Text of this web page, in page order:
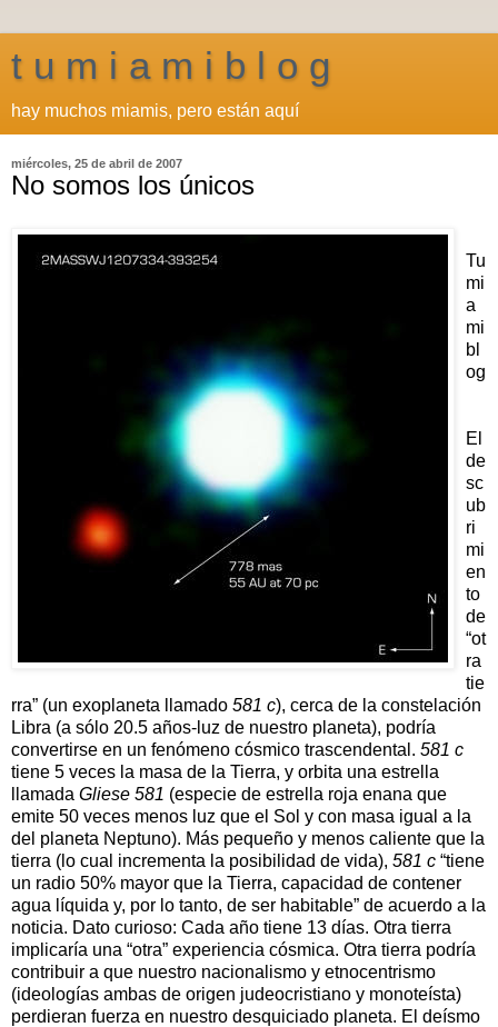
t u m i a m i b l o g
hay muchos miamis, pero están aquí
miércoles, 25 de abril de 2007
No somos los únicos
Tu
mi
a
mi
bl
og
El
de
sc
ub
ri
mi
en
to
de
“ot
ra
tie
rra” (un exoplaneta llamado 581 c), cerca de la constelación
Libra (a sólo 20.5 años-luz de nuestro planeta), podría
convertirse en un fenómeno cósmico trascendental. 581 c
tiene 5 veces la masa de la Tierra, y orbita una estrella
llamada Gliese 581 (especie de estrella roja enana que
emite 50 veces menos luz que el Sol y con masa igual a la
del planeta Neptuno). Más pequeño y menos caliente que la
tierra (lo cual incrementa la posibilidad de vida), 581 c “tiene
un radio 50% mayor que la Tierra, capacidad de contener
agua líquida y, por lo tanto, de ser habitable” de acuerdo a la
noticia. Dato curioso: Cada año tiene 13 días. Otra tierra
implicaría una “otra” experiencia cósmica. Otra tierra podría
contribuir a que nuestro nacionalismo y etnocentrismo
(ideologías ambas de origen judeocristiano y monoteísta)
perdieran fuerza en nuestro desquiciado planeta. El deísmo